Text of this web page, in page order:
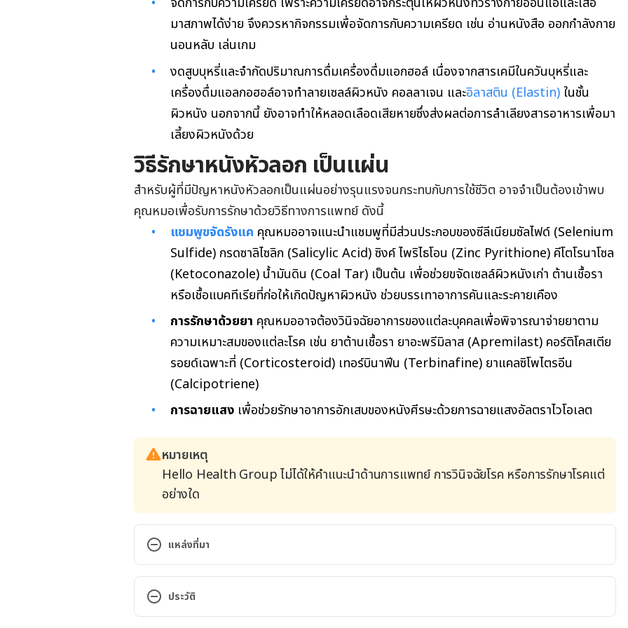
มาสภาพได้ง่าย จึงควรหากิจกรรมเพื่อจัดการกับความเครียด เช่น อ่านหนังสือ ออกกำลังกาย
นอนหลับ เล่นเกม
งดสูบบุหรี่และจำกัดปริมาณการดื่มเครื่องดื่มแอกฮอล์ เนื่องจากสารเคมีในควันบุหรี่และ
เครื่องดื่มแอลกอฮอล์อาจทำลายเซลล์ผิวหนัง คอลลาเจน และอิลาสติน (Elastin)ในชั้น
ผิวหนัง นอกจากนี้ ยังอาจทำให้หลอดเลือดเสียหายซึ่งส่งผลต่อการลำเลียงสารอาหารเพื่อมา
เลี้ยงผิวหนังด้วย
วิธีรักษาหนังหัวลอก เป็นแผ่น
สำหรับผู้ที่มีปัญหาหนังหัวลอกเป็นแผ่นอย่างรุนแรงจนกระทบกับการใช้ชีวิต อาจจำเป็นต้องเข้าพบ
คุณหมอเพื่อรับการรักษาด้วยวิธีทางการแพทย์ ดังนี้
แชมพูขจัดรังแค คุณหมออาจแนะนำแชมพูที่มีส่วนประกอบของซีลีเนียมซัลไฟด์ (Selenium
Sulfide) กรดซาลิไซลิก (Salicylic Acid) ซิงค์ ไพริไธโอน (Zinc Pyrithione) คีโตโรนาโซล
(Ketoconazole) น้ำมันดิน (Coal Tar) เป็นต้น เพื่อช่วยขจัดเซลล์ผิวหนังเก่า ต้านเชื้อรา
หรือเชื้อแบคทีเรียที่ก่อให้เกิดปัญหาผิวหนัง ช่วยบรรเทาอาการคันและระคายเคือง
การรักษาด้วยยา คุณหมออาจต้องวินิจฉัยอาการของแต่ละบุคคลเพื่อพิจารณาจ่ายยาตาม
ความเหมาะสมของแต่ละโรค เช่น ยาต้านเชื้อรา ยาอะพรีมิลาส (Apremilast) คอร์ติโคสเตีย
รอยด์เฉพาะที่ (Corticosteroid) เทอร์บินาฟีน (Terbinafine) ยาแคลซิโพไตรอีน
(Calcipotriene)
การฉายแสง เพื่อช่วยรักษาอาการอักเสบของหนังศีรษะด้วยการฉายแสงอัลตราไวโอเลต
หมายเหตุ
Hello Health Group ไม่ได้ให้คำแนะนำด้านการแพทย์ การวินิจฉัยโรค หรือการรักษาโรคแต่
อย่างใด
แหล่งที่มา
Dandruff. https://www.mayoclinic.org/diseases-conditions/dandruff/diagnosis-
treatment/drc-20353854. Accessed February 16, 2023
ประวัติ